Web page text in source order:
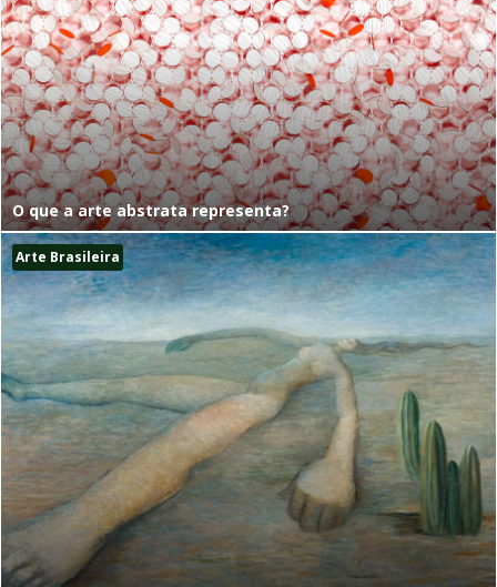
O que a arte abstrata representa?
Arte Brasileira